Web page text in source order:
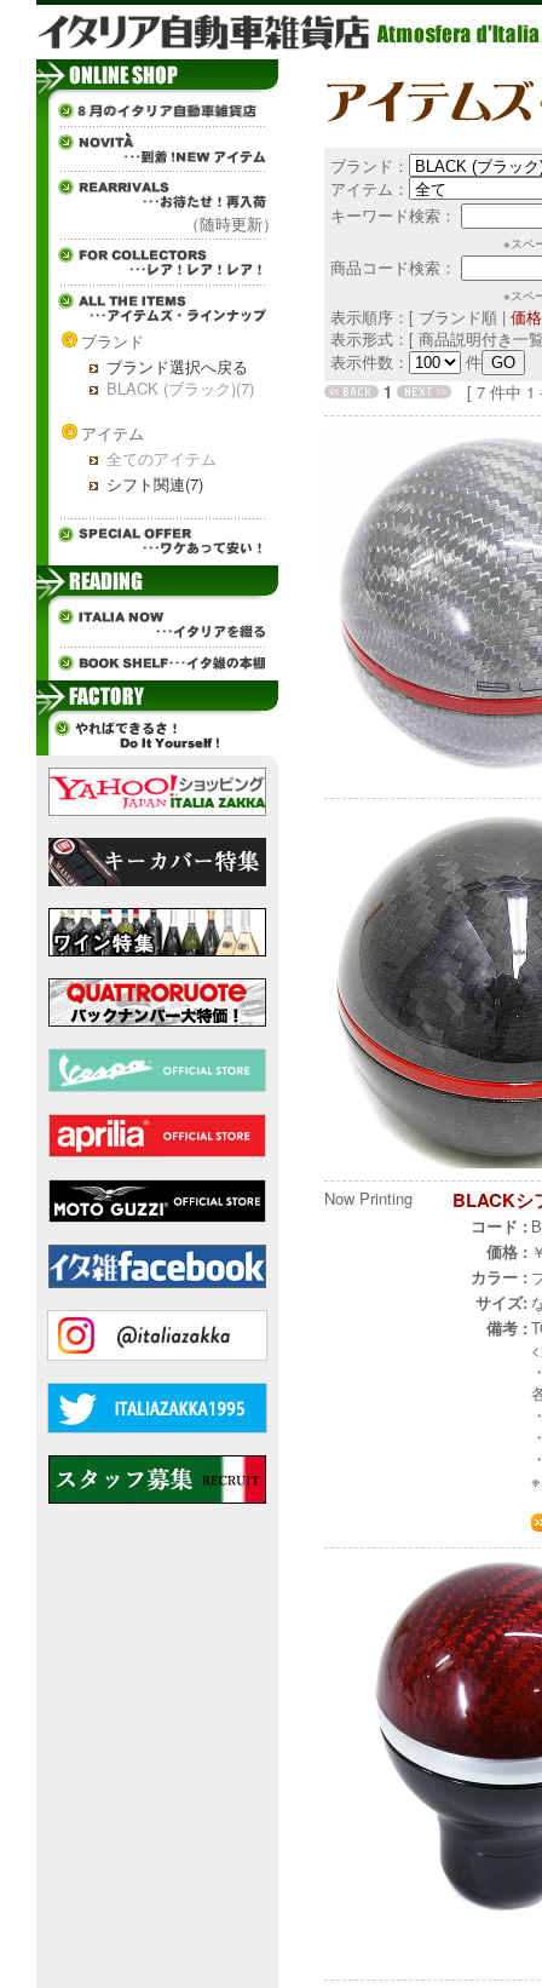
（随時更新）
ブランド
ブランド選択へ戻る
BLACK (ブラック)(7)
アイテム
全てのアイテム
シフト関連(7)
ブランド：
アイテム：
キーワード検索：
※スペ
商品コード検索：
※スペ
表示順序：[ ブランド順 | 価
表示形式：[ 商品説明付き一
表示件数：
件
1
[ 7 件中 1
Now Printing BLACKシ
コード :
価格 :
カラー :
サイズ:
備考 :